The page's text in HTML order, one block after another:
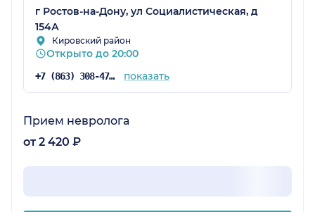
гастроэнтерологу меня даже приняли
раньше назначенного времени, потому что я
пришла заранее.
г Ростов-на-Дону, ул Социалистическая, д
154А
Кировский район
Открыто до 20:00
+7 (863) 308-47-39 показать
Прием невролога
от 2 420 ₽